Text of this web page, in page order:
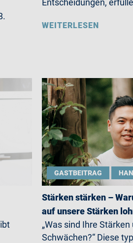
Entscheidungen,
WEITERLESEN
GASTBEITRAG
Stärken stärken –
auf unsere Stärken
„Was sind Ihre Stärken
Schwächen?“ Diese